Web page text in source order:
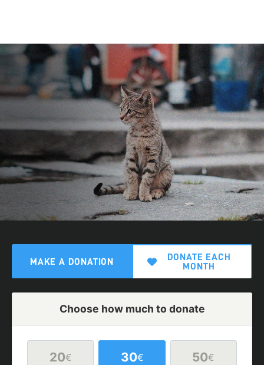
MAKE A DONATION
DONATE EACH
MONTH
Choose how much to donate
20€ 30€ 50€